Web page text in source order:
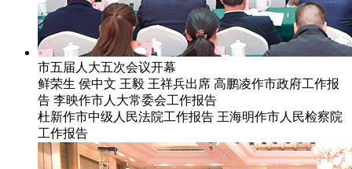
市五届人大五次会议开幕
鲜荣生 侯中文 王毅 王祥兵出席 高鹏凌作市政府工作报
告 李映作市人大常委会工作报告
杜新作市中级人民法院工作报告 王海明作市人民检察院
工作报告